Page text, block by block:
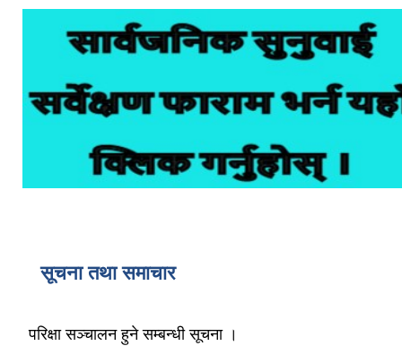
सूचना तथा समाचार
परिक्षा सञ्चालन हुने सम्बन्धी सूचना ।